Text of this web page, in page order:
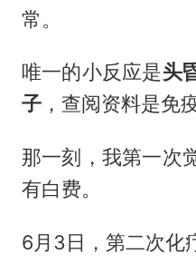
常。
唯一的小反应是头
子，查阅资料是免
那一刻，我第一次
有白费。
6月3日，第二次化